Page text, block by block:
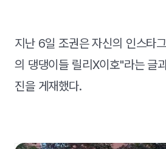
지난 6일 조권은 자신의 인스타
의 댕댕이들 릴리X이호"라는 글
진을 게재했다.